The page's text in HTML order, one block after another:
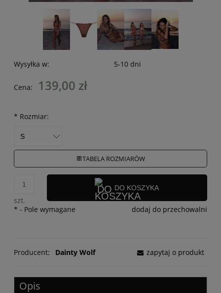
Wysyłka w: 5-10 dni
Cena: 139,00 zł
* Rozmiar:
TABELA ROZMIARÓW
szt.
DO KOSZYKA
dodaj do przechowalni
* - Pole wymagane
Producent: Dainty Wolf zapytaj o produkt
Opis